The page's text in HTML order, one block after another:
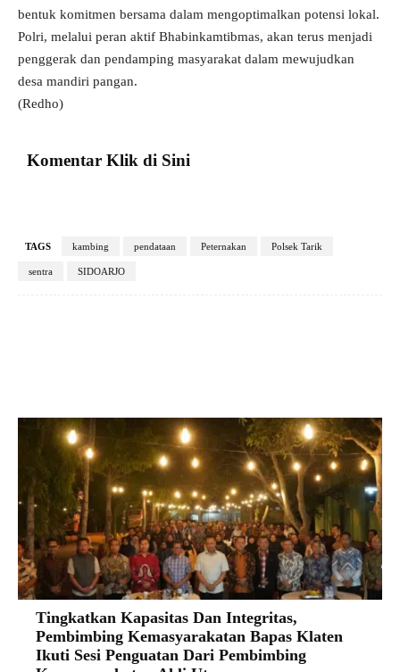
bentuk komitmen bersama dalam mengoptimalkan potensi lokal.
Polri, melalui peran aktif Bhabinkamtibmas, akan terus menjadi
penggerak dan pendamping masyarakat dalam mewujudkan
desa mandiri pangan.
(Redho)
Komentar Klik di Sini
TAGS kambing pendataan Peternakan Polsek Tarik
sentra SIDOARJO
Tingkatkan Kapasitas Dan Integritas,
Pembimbing Kemasyarakatan Bapas Klaten
Ikuti Sesi Penguatan Dari Pembimbing